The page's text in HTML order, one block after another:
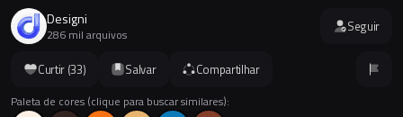
Curtir (33) Salvar Compartilhar
Paleta de cores (clique para buscar similares):
Designi
286 mil arquivos Seguir